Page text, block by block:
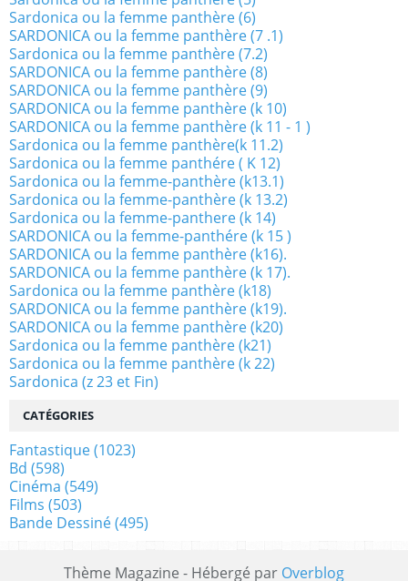
Sardonica ou la femme panthère (6)
SARDONICA ou la femme panthère (7 .1)
Sardonica ou la femme panthère (7.2)
SARDONICA ou la femme panthère (8)
SARDONICA ou la femme panthère (9)
SARDONICA ou la femme panthère (k 10)
SARDONICA ou la femme panthère (k 11 - 1 )
Sardonica ou la femme panthère(k 11.2)
Sardonica ou la femme panthére ( K 12)
Sardonica ou la femme-panthère (k13.1)
Sardonica ou la femme-panthère (k 13.2)
Sardonica ou la femme-panthere (k 14)
SARDONICA ou la femme-panthére (k 15 )
SARDONICA ou la femme panthère (k16).
SARDONICA ou la femme panthère (k 17).
Sardonica ou la femme panthère (k18)
SARDONICA ou la femme panthère (k19).
SARDONICA ou la femme panthère (k20)
Sardonica ou la femme panthère (k21)
Sardonica ou la femme panthère (k 22)
Sardonica (z 23 et Fin)
CATÉGORIES
Fantastique(1023)
Bd (598)
Cinéma (549)
Films (503)
Bande Dessiné(495)
Thème Magazine - Hébergé par Overblog